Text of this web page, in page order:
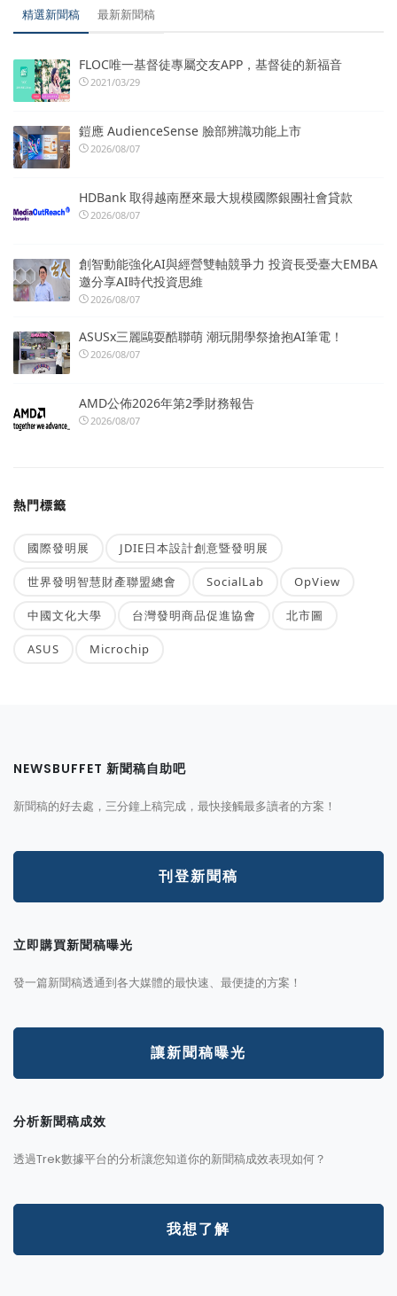
精選新聞稿 最新新聞稿
FLOC唯一基督徒專屬交友APP，基督徒的新福音
2021/03/29
鎧應 AudienceSense 臉部辨識功能上市
2026/08/07
HDBank 取得越南歷來最大規模國際銀團社會貸款
2026/08/07
創智動能強化AI與經營雙軸競爭力 投資長受臺大EMBA
邀分享AI時代投資思維
2026/08/07
ASUSx三麗鷗耍酷聯萌 潮玩開學祭搶抱AI筆電！
2026/08/07
AMD公佈2026年第2季財務報告
2026/08/07
熱門標籤
國際發明展 JDIE日本設計創意暨發明展
世界發明智慧財產聯盟總會 SocialLab OpView
中國文化大學 台灣發明商品促進協會 北市圖
ASUS Microchip
NEWSBUFFET 新聞稿自助吧
新聞稿的好去處，三分鐘上稿完成，最快接觸最多讀者的方案！
刊登新聞稿
立即購買新聞稿曝光
發一篇新聞稿透通到各大媒體的最快速、最便捷的方案！
讓新聞稿曝光
分析新聞稿成效
透過Trek數據平台的分析讓您知道你的新聞稿成效表現如何？
我想了解